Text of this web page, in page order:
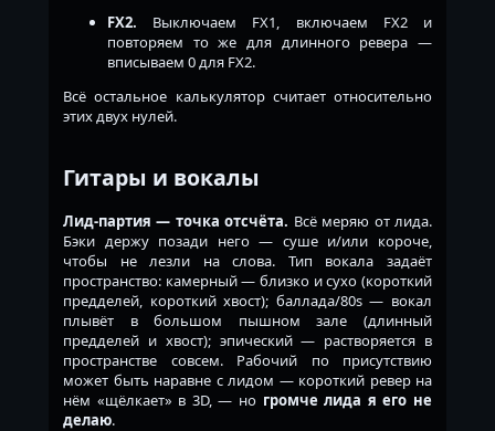
FX2. Выключаем FX1, включаем FX2 и
повторяем то же для длинного ревера —
вписываем 0 для FX2.
Всё остальное калькулятор считает относительно
этих двух нулей.
Гитары и вокалы
Лид-партия — точка отсчёта. Всё меряю от лида.
Бэки держу позади него — суше и/или короче,
чтобы не лезли на слова. Тип вокала задаёт
пространство: камерный — близко и сухо (короткий
предделей, короткий хвост); баллада/80s — вокал
плывёт в большом пышном зале (длинный
предделей и хвост); эпический — растворяется в
пространстве совсем. Рабочий по присутствию
может быть наравне с лидом — короткий ревер на
нём «щёлкает» в 3D, — но громче лида я его не
делаю.